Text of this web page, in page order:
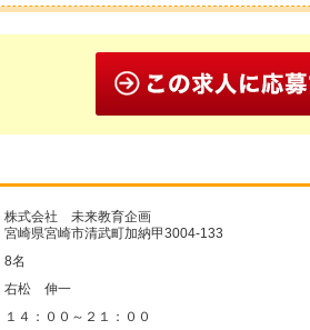
株式会社 未来教育企画
宮崎県宮崎市清武町加納甲3004-133
8名
右松 伸一
１４：００～２１：００